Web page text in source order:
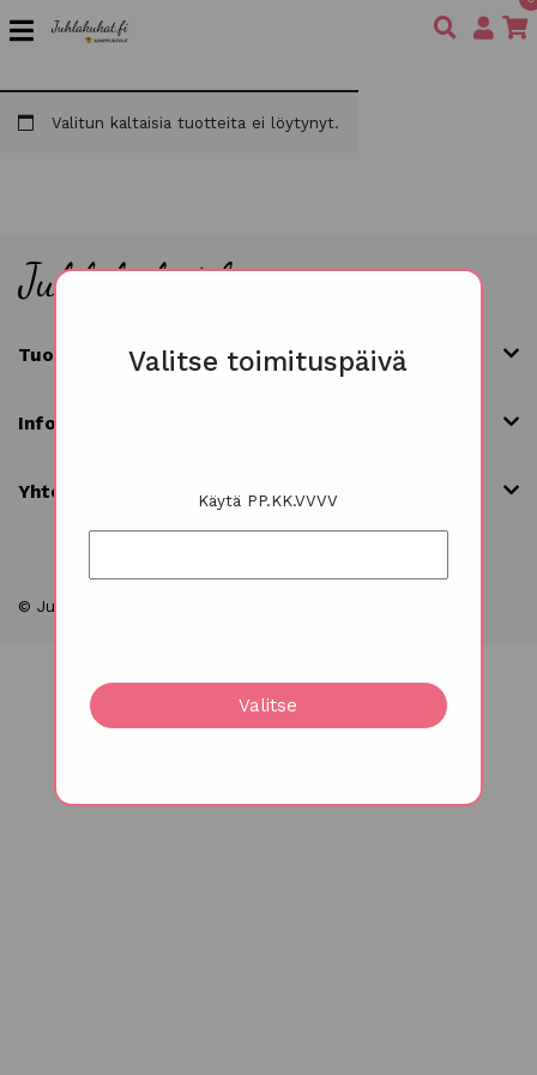
Valitse toimituspäivä
Käytä PP.KK.VVVV
Valitse
Valitun kaltaisia tuotteita ei löytynyt.
Tuoteryhmät
Info
Yhteystiedot
© Juhlakukat 2026